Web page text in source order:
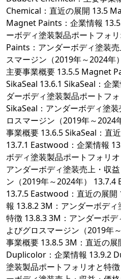
Chemical：直近の展開 13.5
Magnet Paints：企業情報
ーボディ塗装製品ポートフォ
Paints：アンダーボディ塗装
スマージン（2019年～2024年
主要事業概要 13.5.5 Magnet
SikaSeal 13.6.1 SikaSeal：企
ダーボディ塗装製品ポートフ
SikaSeal：アンダーボディ塗
ロスマージン（2019年～2024
事業概要 13.6.5 SikaSeal：直
13.7.1 Eastwood：企業情報
ボディ塗装製品ポートフォリ
アンダーボディ塗装売上・収
ン（2019年～2024年）
13.7.5 Eastwood：直近の展
報 13.8.2 3M：アンダーボデ
特徴 13.8.3 3M：アンダーボ
よびグロスマージン（2019年
事業概要 13.8.5 3M：直近の
Duplicolor：企業情報 13.9.2
塗装製品ポートフォリオと特